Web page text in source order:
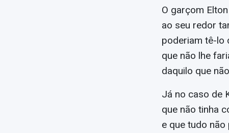
O garçom
ao seu redor
poderiam tê-lo
que não lhe
daquilo que
Já no caso de
que não tinha
e que tudo